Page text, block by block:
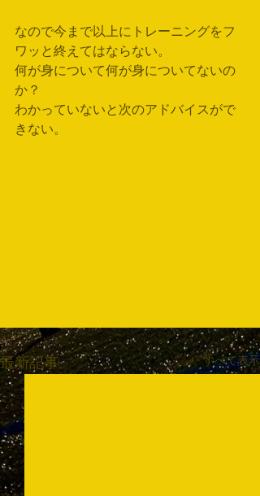
なので今まで以上にトレーニングをフ
ワッと終えてはならない。
何が身について何が身についてないの
か？
わかっていないと次のアドバイスがで
きない。
最新記事 すべて表示